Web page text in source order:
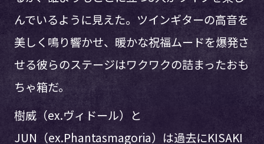
んでいるように見えた。ツインギターの高音を
美しく鳴り響かせ、暖かな祝福ムードを爆発さ
せる彼らのステージはワクワクの詰まったおも
ちゃ箱だ。
樹威（ex.ヴィドール）と
JUN（ex.Phantasmagoria）は過去にKISAKI